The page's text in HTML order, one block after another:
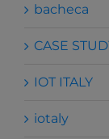
bacheca
CASE
IOT ITALY
iotaly